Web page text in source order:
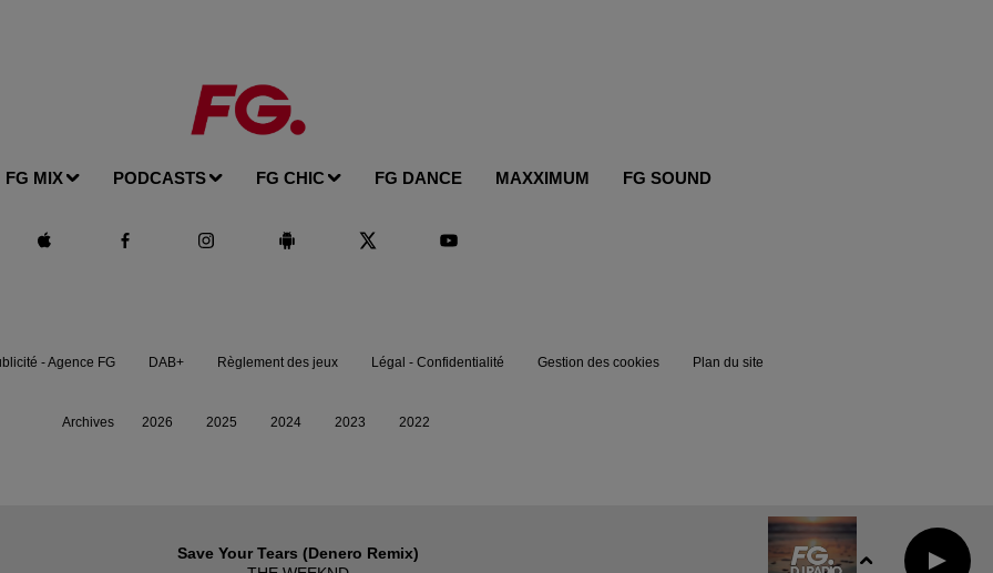
FG MIX PODCASTS FG CHIC FG DANCE MAXXIMUM FG SOUND
Save Your Tears (denero Remix)
- Agence FG DAB+ Règlement des jeux Légal - Confidentialité Gestion des cookies Plan du site
Archives 2026 2025 2024 2023 2022